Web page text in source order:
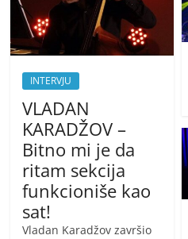
INTERVJU
VLADAN
KARADŽOV –
Bitno mi je da
ritam sekcija
funkcioniše kao
sat!
Vladan Karadžov završio